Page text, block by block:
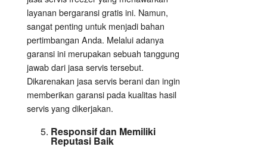
layanan bergaransi gratis ini. Namun,
sangat penting untuk menjadi bahan
pertimbangan Anda. Melalui adanya
garansi ini merupakan sebuah tanggung
jawab dari jasa servis tersebut.
Dikarenakan jasa servis berani dan ingin
memberikan garansi pada kualitas hasil
servis yang dikerjakan.
Responsif dan Memiliki
Reputasi Baik